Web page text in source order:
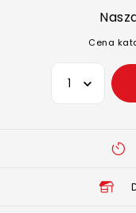
Cena
Wybierz opcję